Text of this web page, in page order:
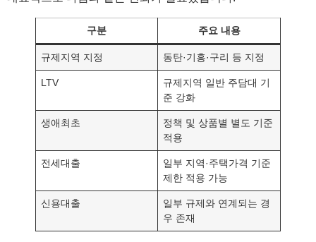
구분 주요 내용
규제지역 지정 동탄·기흥·구리 등 지정
LTV
규제지역 일반 주담대 기
준 강화
생애최초
정책 및 상품별 별도 기준
적용
전세대출
일부 지역·주택가격 기준
제한 적용 가능
신용대출
일부 규제와 연계되는 경
우 존재